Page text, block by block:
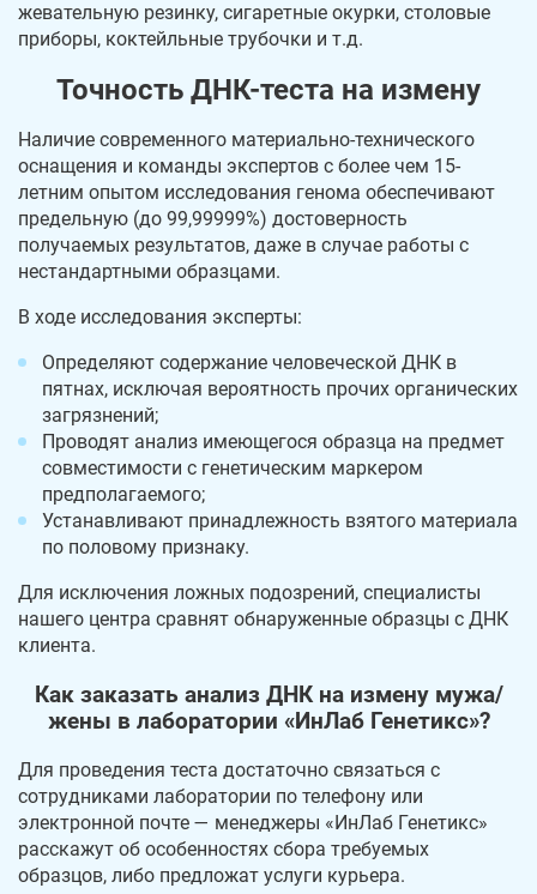
жевательную резинку, сигаретные окурки, столовые
приборы, коктейльные трубочки и т.д.
Точность ДНК-теста на измену
Наличие современного материально-технического
оснащения и команды экспертов с более чем 15-
летним опытом исследования генома обеспечивают
предельную (до 99,99999%) достоверность
получаемых результатов, даже в случае работы с
нестандартными образцами.
В ходе исследования эксперты:
Определяют содержание человеческой ДНК в
пятнах, исключая вероятность прочих органических
загрязнений;
Проводят анализ имеющегося образца на предмет
совместимости с генетическим маркером
предполагаемого;
Устанавливают принадлежность взятого материала
по половому признаку.
Для исключения ложных подозрений, специалисты
нашего центра сравнят обнаруженные образцы с ДНК
клиента.
Как заказать анализ ДНК на измену мужа/
жены в лаборатории «ИнЛаб Генетикс»?
Для проведения теста достаточно связаться с
сотрудниками лаборатории по телефону или
электронной почте — менеджеры «ИнЛаб Генетикс»
расскажут об особенностях сбора требуемых
образцов, либо предложат услуги курьера.